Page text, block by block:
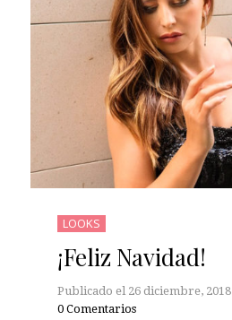
LOOKS
¡Feliz Navidad!
Publicado el 26 diciembre, 2018
0 Comentarios